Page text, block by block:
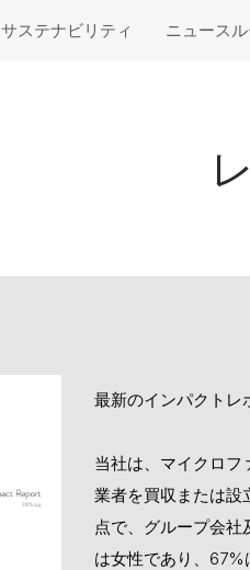
サステナビリティ ニュース
レポート
最新のインパクトレ
当社は、マイクロフ
業者を買収または設
点で、グループ会
は女性であり、67%